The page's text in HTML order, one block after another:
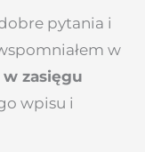
pytania i
w
zasięgu
wpisu i